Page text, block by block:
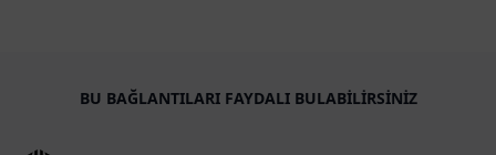
BU BAĞLANTILARI FAYDALI BULABILIRSINIZ